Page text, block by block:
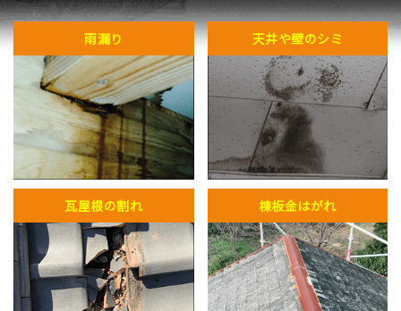
雨漏り 天井や壁のシミ
瓦屋根の割れ 棟板金はがれ